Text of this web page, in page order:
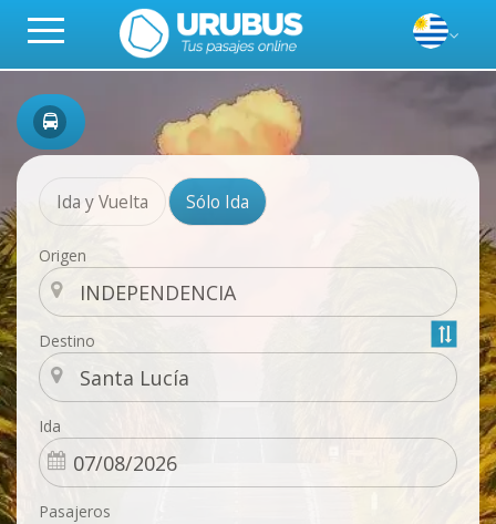
Ida y Vuelta Sólo Ida
Origen
Destino
Ida
Pasajeros